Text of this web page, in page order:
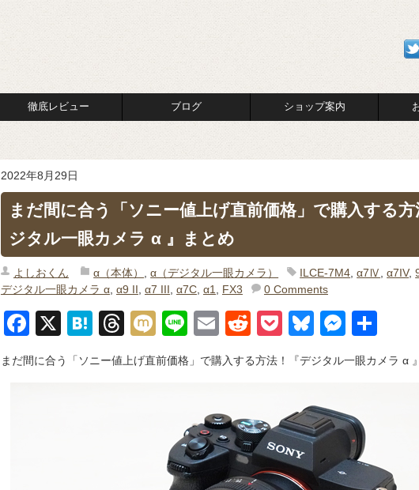
徹底レビュー ブログ ショップ案内
2022年8月29日
まだ間に合う「ソニー値上げ直前価格」で購入する
ジタル一眼カメラ α 』まとめ
よしおくん α（本体） ,α（デジタル一眼カメラ） ILCE-7M4 ,α7Ⅳ ,α7IV,
デジタル一眼カメラ α, α9 II α7 III α7C, α1 FX3 0 Comments
F
a
c
X
H
e
T
hr
e
M
ixi
Li
e
E
m
ail
R
e
d
t
P
o
ck
Bl
u
e
sk
y
M
e
ss
n
g
er
まだ間に合う「ソニー値上げ直前価格」で購入する方法！『デジタル一眼カメラ α